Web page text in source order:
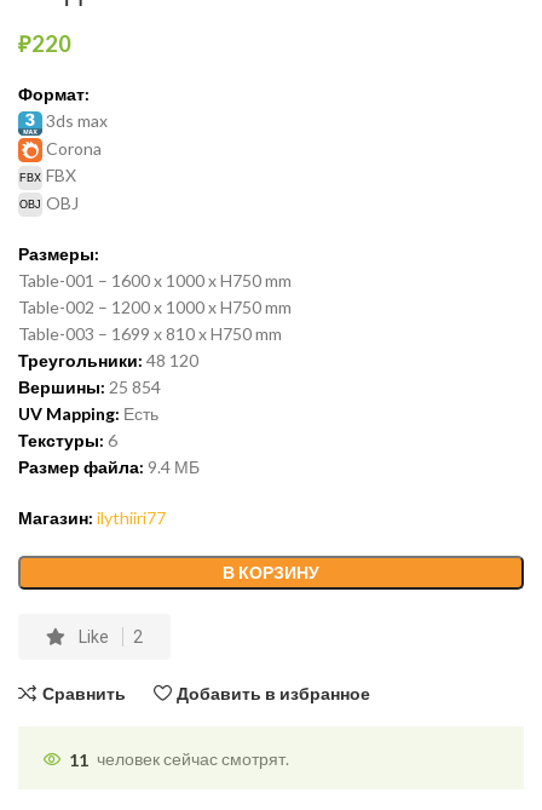
₽220
Формат:
3ds max
Corona
FBX
OBJ
Размеры:
Table-001 – 1600 x 1000 x H750 mm
Table-002 – 1200 x 1000 x H750 mm
Table-003 – 1699 x 810 x H750 mm
Треугольники: 48 120
Вершины: 25 854
UV Mapping: Есть
Текстуры: 6
Размер файла: 9.4 МБ
Магазин: ilythiiri77
В КОРЗИНУ
Like 2
Сравнить Добавить в избранное
11 человек сейчас смотрят.